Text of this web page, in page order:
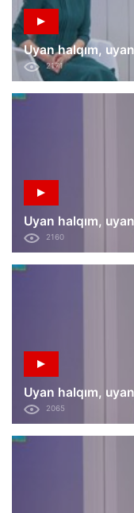
Uyan halqım,
2171
Uyan halqım,
2160
Uyan halqım,
2065